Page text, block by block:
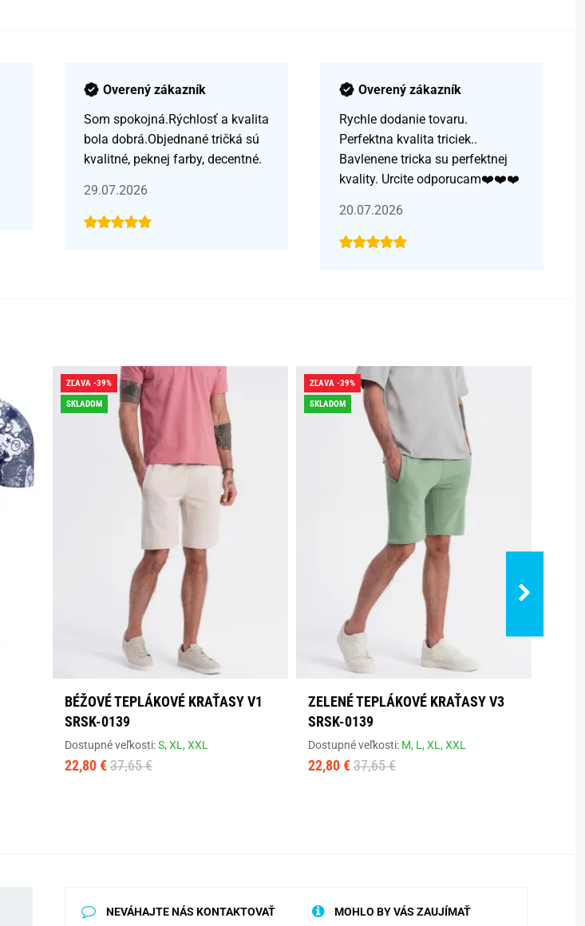
Overený zákazník
Som spokojná.Rýchlosť a kvalita
bola dobrá.Objednané tričká sú
kvalitné, peknej farby, decentné.
29.07.2026
Overený zákazník
Rychle dodanie tovaru.
Perfektna kvalita triciek..
Bavlenene tricka su perfektnej
kvality. Urcite odporucam❤️❤️❤️
20.07.2026
ZĽAVA -39%
SKLADOM
BÉŽOVÉ TEPLÁKOVÉ KRAŤASY V1
SRSK-0139
Dostupné veľkosti:S,XL,XXL
22,80 € 37,65 €
ZĽAVA -39%
SKLADOM
ZELENÉ TEPLÁKOVÉ KRAŤASY V3
SRSK-0139
Dostupné veľkosti: M, L,XL,XXL
22,80 € 37,65 €
NEVÁHAJTE NÁS KONTAKTOVAŤ MOHLO BY VÁS ZAUJÍMAŤ